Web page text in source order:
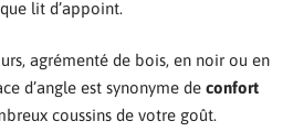
lit d’appoint.
agrémenté de bois, en noir ou en
d’angle est synonyme de confort
coussins de votre goût.